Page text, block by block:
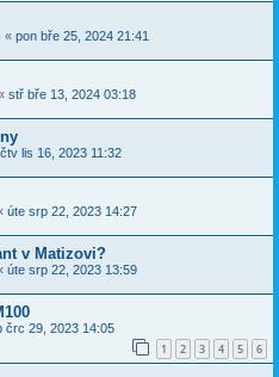
« pon bře 25, 2024 21:41
stř bře 13, 2024 03:18
čtv lis 16, 2023 11:32
úte srp 22, 2023 14:27
v Matizovi?
úte srp 22, 2023 13:59
črc 29, 2023 14:05
1 2 3 4 5 6